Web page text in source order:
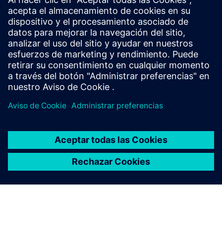
Assess energy performance and implement ISO 50001-
aligned energy management systems. Analyze electrical
networks to identify power quality disturbances,
harmonics and demand issues, establish measurement
frameworks and drive data-...
Más información